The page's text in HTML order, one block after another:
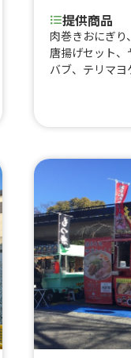
提供商品
肉巻きおにぎ
唐揚げセット、
バブ、テリマ